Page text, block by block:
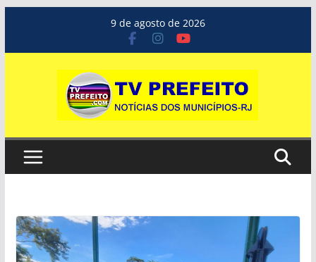
o
9 de agosto de 2026